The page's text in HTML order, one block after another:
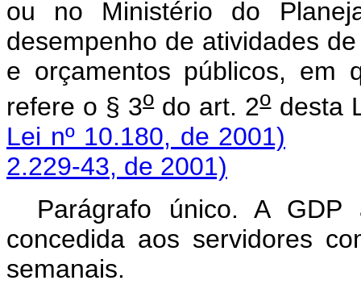
ou no Ministério do
desempenho de atividades
e orçamentos públicos, em
refere o § 3odo art. 2o
Lei nº 10.180, de 2001)
2.229-43, de 2001)
Parágrafo único. A
concedida aos servidores
semanais.